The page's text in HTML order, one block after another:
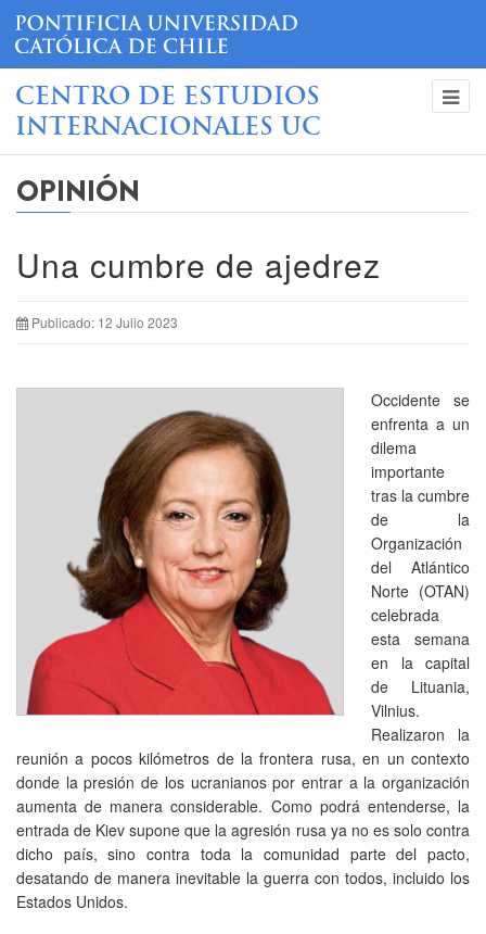
CENTRO DE ESTUDIOS
INTERNACIONALES UC
OPINIÓN
Una cumbre de ajedrez
Publicado: 12 Julio 2023
Occidente se
enfrenta a un
dilema
importante
tras la cumbre
de la
Organización
del Atlántico
Norte (OTAN)
celebrada
esta semana
en la capital
de Lituania,
Vilnius.
Realizaron la
reunión a pocos kilómetros de la frontera rusa, en un contexto
donde la presión de los ucranianos por entrar a la organización
aumenta de manera considerable. Como podrá entenderse, la
entrada de Kiev supone que la agresión rusa ya no es solo contra
dicho país, sino contra toda la comunidad parte del pacto,
desatando de manera inevitable la guerra con todos, incluido los
Estados Unidos.